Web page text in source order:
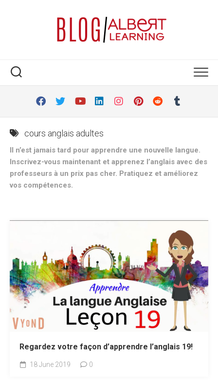
cours anglais adultes
Il n’est jamais tard pour apprendre une nouvelle langue.
Inscrivez-vous maintenant et apprenez l’anglais avec des
professeurs à un prix pas cher. Pratiquez et améliorez
vos compétences.
Regardez votre façon d’apprendre l’anglais 19!
18 June 2019 0